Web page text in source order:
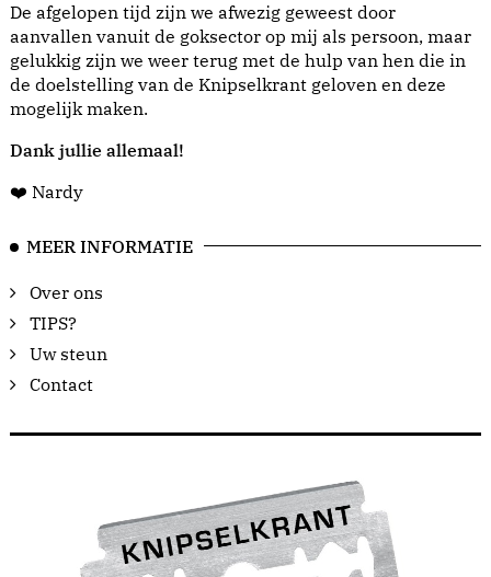
De afgelopen tijd zijn we afwezig geweest door
aanvallen vanuit de goksector op mij als persoon, maar
gelukkig zijn we weer terug met de hulp van hen die in
de doelstelling van de Knipselkrant geloven en deze
mogelijk maken.
Dank jullie allemaal!
❤️ Nardy
MEER INFORMATIE
Over ons
TIPS?
Uw steun
Contact